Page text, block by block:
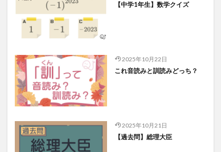
【中学1年生】数学クイズ
2025年10月22日
これ音読みと訓読みどっち？
2025年10月21日
【過去問】総理大臣